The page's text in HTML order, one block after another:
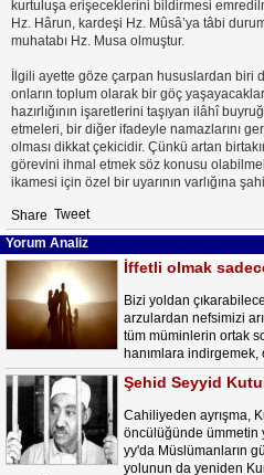
kurtuluşa erişeceklerini bildirmesi
Hz. Hârun, kardeşi Hz. Mûsâ’ya tâbi
muhatabı Hz. Musa olmuştur.
İlgili ayette göze çarpan hususlardan biri
onların toplum olarak bir göç
hazırlığının işaretlerini taşıyan ilâhî
etmeleri, bir diğer ifadeyle namazlarını
olması dikkat çekicidir. Çünkü artan
görevini ihmal etmek söz konusu
ikamesi için özel bir uyarının varlığına
Share Tweet
Yorum Analiz
İffetli olmak
Bizi yoldan
arzulardan nefsimizi
tüm müminlerin ortak
hanımlara
Şehid Seyyid
Cahiliyeden ayrışma,
öncülüğünde ümmetin
yy'da Müslümanların
yolunun da yeniden